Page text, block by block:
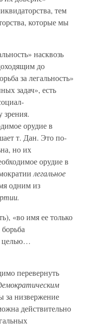
тем
которые мы
насквозь
до
за легальность»
задач», есть
зрения.
орудие в
т. Дан. Это по-
но их
орудие в
легальное
одним из
«во имя ее только
целью…
перевернуть
за низвержение
действительно